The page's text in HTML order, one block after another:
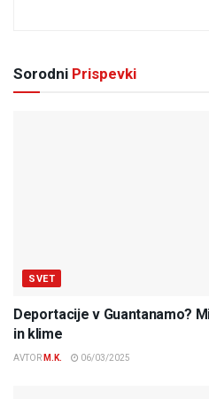
Sorodni Prispevki
SVET
Deportacije v Guantanamo?
in klime
AVTOR M.K. 06/03/2025